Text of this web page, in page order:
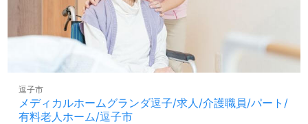
介護職員基礎研修 ◆介護職員初任者研修 ◆介護職員実務者研修 ＜備考＞ ※
夜勤手当4.5回分として計算。また、その他手当含む。 ※個人のスキル・能
力・経験により考慮の上、加算があります。 ◇その他手当◇ ・地域調整
給：40,000円/月 ・処遇改善加算手当：18,100円/月 ・夜勤手当：5,000円/回
・特別勤務地手当：20,000円/月 ◆別途支給◆ ・介護福祉士資格手当：
18,100円/月 ・ケアマネージャー資格手当：5,000円/月 ・保育手当：10,000
メディカルホームグランダ逗子/求人/介護職員/パート/
有料老人ホーム/逗子市
逗子市